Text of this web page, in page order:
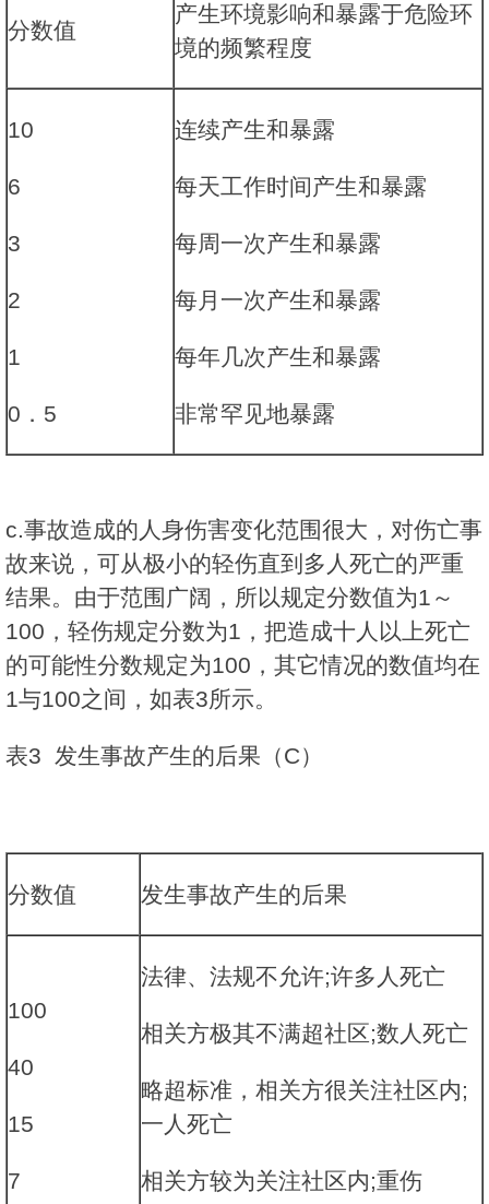
分数值
产生环境影响和暴露于危险环
境的频繁程度
10
6
3
2
1
0．5
连续产生和暴露
每天工作时间产生和暴露
每周一次产生和暴露
每月一次产生和暴露
每年几次产生和暴露
非常罕见地暴露
c.事故造成的人身伤害变化范围很大，对伤亡事
故来说，可从极小的轻伤直到多人死亡的严重
结果。由于范围广阔，所以规定分数值为1～
100，轻伤规定分数为1，把造成十人以上死亡
的可能性分数规定为100，其它情况的数值均在
1与100之间，如表3所示。
表3 发生事故产生的后果（C）
分数值 发生事故产生的后果
100
40
15
7
法律、法规不允许;许多人死亡
相关方极其不满超社区;数人死亡
略超标准，相关方很关注社区内;
一人死亡
相关方较为关注社区内;重伤